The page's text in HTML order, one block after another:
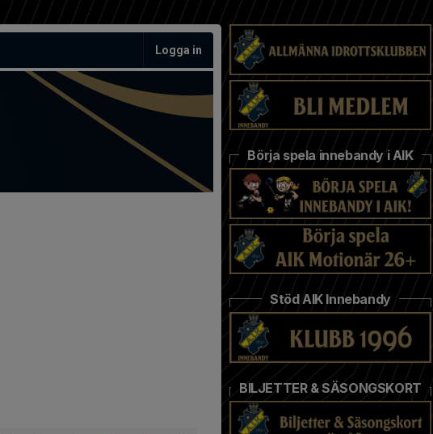
Logga in
Börja spela innebandy i AIK
Stöd AIK Innebandy
BILJETTER & SÄSONGSKORT